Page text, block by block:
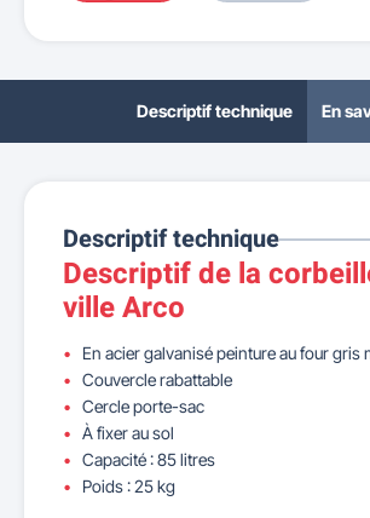
Descriptif technique En
Descriptif technique
Descriptif de la
ville Arco
En acier galvanisé peinture au four gris
Couvercle rabattable
Cercle porte-sac
À fixer au sol
Capacité : 85 litres
Poids : 25 kg